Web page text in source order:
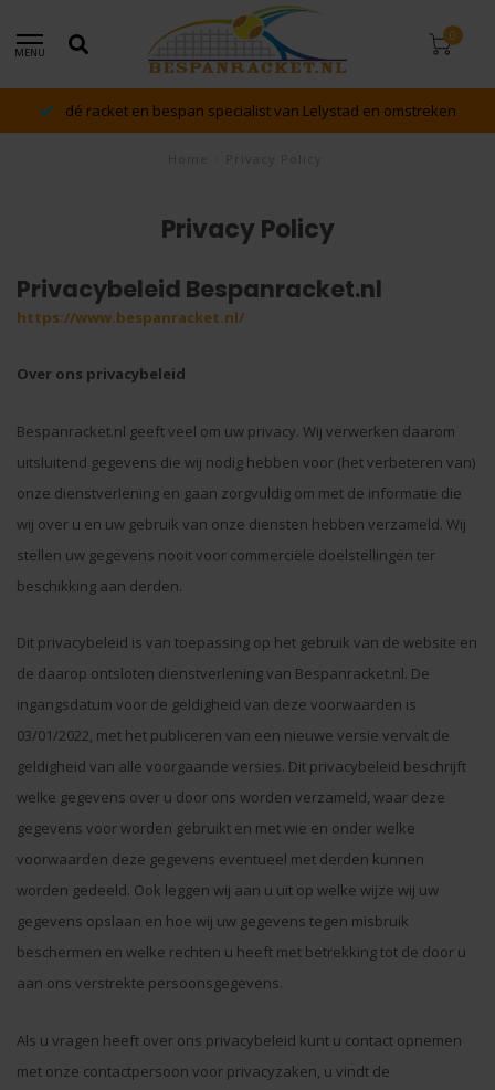
MENU
0
dé racket en bespan specialist van Lelystad en omstreken
Privacy Policy
Privacybeleid Bespanracket.nl
https://www.bespanracket.nl/
Over ons privacybeleid
Bespanracket.nl geeft veel om uw privacy. Wij verwerken daarom
uitsluitend gegevens die wij nodig hebben voor (het verbeteren van)
onze dienstverlening en gaan zorgvuldig om met de informatie die
wij over u en uw gebruik van onze diensten hebben verzameld. Wij
stellen uw gegevens nooit voor commerciële doelstellingen ter
beschikking aan derden.
Dit privacybeleid is van toepassing op het gebruik van de website en
de daarop ontsloten dienstverlening van Bespanracket.nl. De
ingangsdatum voor de geldigheid van deze voorwaarden is
03/01/2022, met het publiceren van een nieuwe versie vervalt de
geldigheid van alle voorgaande versies. Dit privacybeleid beschrijft
welke gegevens over u door ons worden verzameld, waar deze
gegevens voor worden gebruikt en met wie en onder welke
voorwaarden deze gegevens eventueel met derden kunnen
worden gedeeld. Ook leggen wij aan u uit op welke wijze wij uw
gegevens opslaan en hoe wij uw gegevens tegen misbruik
beschermen en welke rechten u heeft met betrekking tot de door u
aan ons verstrekte persoonsgegevens.
Als u vragen heeft over ons privacybeleid kunt u contact opnemen
met onze contactpersoon voor privacyzaken, u vindt de